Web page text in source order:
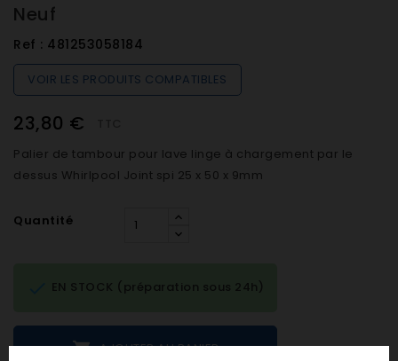
Neuf
Ref : 481253058184
VOIR LES PRODUITS COMPATIBLES
23,80 €
Palier de tambour pour lave linge à chargement par le
dessus Whirlpool Joint spi 25 x 50 x 9mm
Quantité
 AJOUTER AU PANIER
EN STOCK (préparation sous 24h)